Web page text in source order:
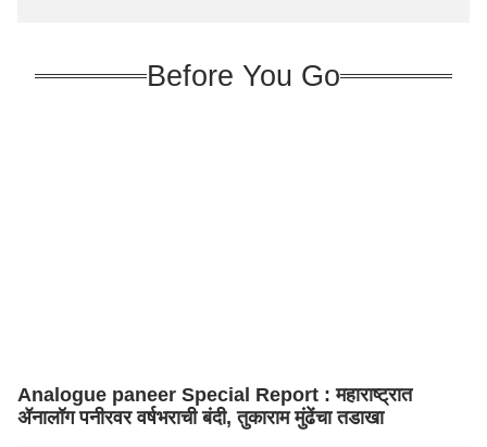
Before You Go
Analogue paneer Special Report : महाराष्ट्रात
ॲनालॉग पनीरवर वर्षभराची बंदी, तुकाराम मुंढेंचा तडाखा